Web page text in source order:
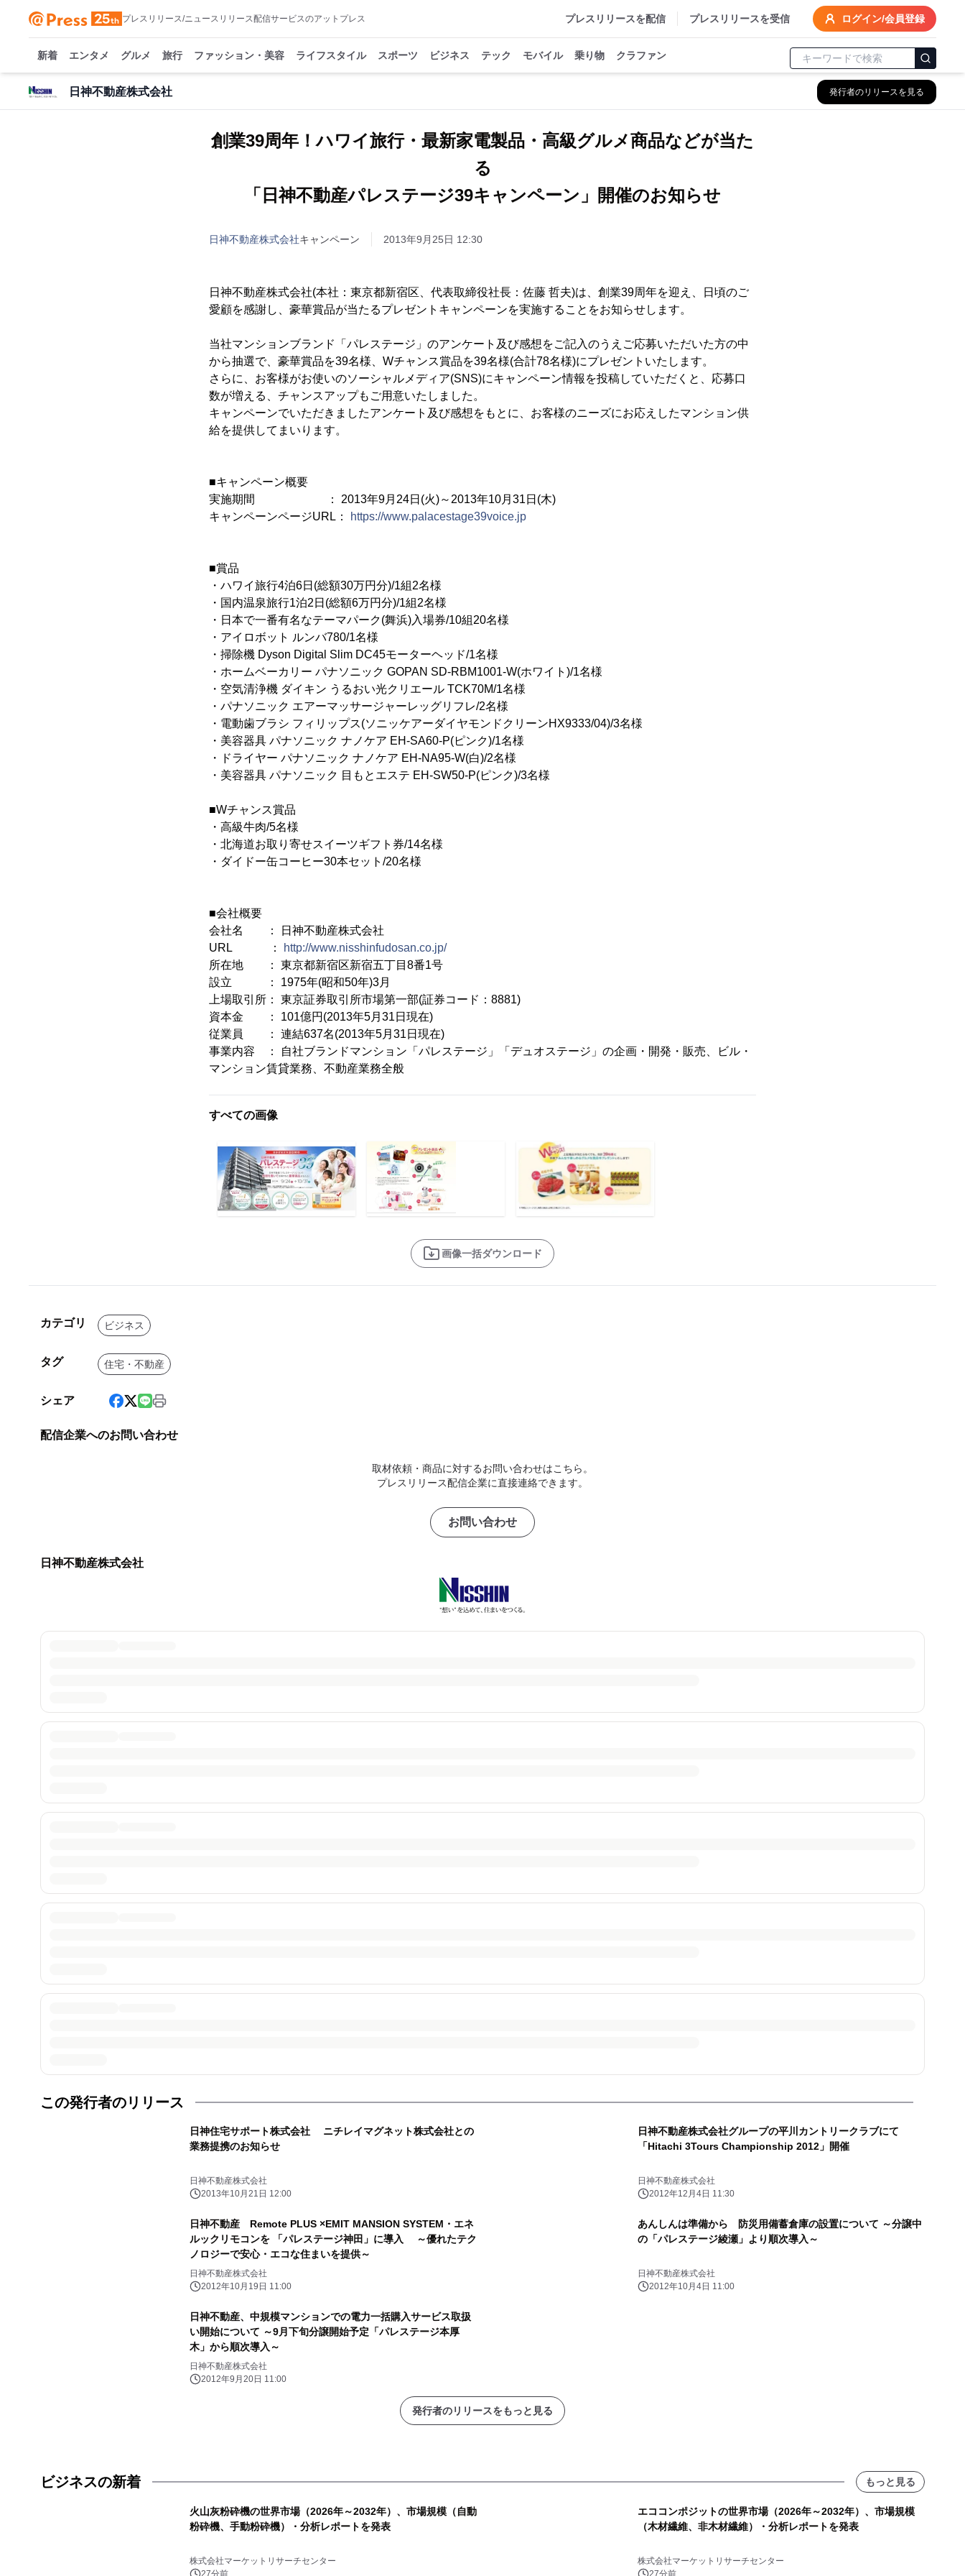
プレスリリース/ニュースリリース配信サービスのアットプレス プレスリリースを配信 プレスリリースを受信 ログイン/会員登録
新着 エンタメ グルメ 旅行 ファッション・美容 ライフスタイル スポーツ ビジネス テック モバイル 乗り物 クラファン
日神不動産株式会社 発行者のリリースを見る
創業39周年！ハワイ旅行・最新家電製品・高級グルメ商品などが当た
る
「日神不動産パレステージ39キャンペーン」開催のお知らせ
日神不動産株式会社キャンペーン 2013年9月25日 12:30
日神不動産株式会社(本社：東京都新宿区、代表取締役社長：佐藤 哲夫)は、創業39周年を迎え、日頃のご
愛顧を感謝し、豪華賞品が当たるプレゼントキャンペーンを実施することをお知らせします。
当社マンションブランド「パレステージ」のアンケート及び感想をご記入のうえご応募いただいた方の中
から抽選で、豪華賞品を39名様、Wチャンス賞品を39名様(合計78名様)にプレゼントいたします。
さらに、お客様がお使いのソーシャルメディア(SNS)にキャンペーン情報を投稿していただくと、応募口
数が増える、チャンスアップもご用意いたしました。
キャンペーンでいただきましたアンケート及び感想をもとに、お客様のニーズにお応えしたマンション供
給を提供してまいります。
■キャンペーン概要
実施期間 ： 2013年9月24日(火)～2013年10月31日(木)
キャンペーンページURL：
https://www.palacestage39voice.jp
■賞品
・ハワイ旅行4泊6日(総額30万円分)/1組2名様
・国内温泉旅行1泊2日(総額6万円分)/1組2名様
・日本で一番有名なテーマパーク(舞浜)入場券/10組20名様
・アイロボット ルンバ780/1名様
・掃除機 Dyson Digital Slim DC45モーターヘッド/1名様
・ホームベーカリー パナソニック GOPAN SD-RBM1001-W(ホワイト)/1名様
・空気清浄機 ダイキン うるおい光クリエール TCK70M/1名様
・パナソニック エアーマッサージャーレッグリフレ/2名様
・電動歯ブラシ フィリップス(ソニッケアーダイヤモンドクリーンHX9333/04)/3名様
・美容器具 パナソニック ナノケア EH-SA60-P(ピンク)/1名様
・ドライヤー パナソニック ナノケア EH-NA95-W(白)/2名様
・美容器具 パナソニック 目もとエステ EH-SW50-P(ピンク)/3名様
■Wチャンス賞品
・高級牛肉/5名様
・北海道お取り寄せスイーツギフト券/14名様
・ダイドー缶コーヒー30本セット/20名様
■会社概要
会社名 ： 日神不動産株式会社
URL ：
http://www.nisshinfudosan.co.jp/
所在地 ： 東京都新宿区新宿五丁目8番1号
設立 ： 1975年(昭和50年)3月
上場取引所： 東京証券取引所市場第一部(証券コード：8881)
資本金 ： 101億円(2013年5月31日現在)
従業員 ： 連結637名(2013年5月31日現在)
事業内容 ： 自社ブランドマンション「パレステージ」「デュオステージ」の企画・開発・販売、ビル・
マンション賃貸業務、不動産業務全般
すべての画像
画像一括ダウンロード
カテゴリ ビジネス
タグ 住宅・不動産
シェア
配信企業へのお問い合わせ
取材依頼・商品に対するお問い合わせはこちら。
プレスリリース配信企業に直接連絡できます。
お問い合わせ
日神不動産株式会社
この発行者のリリース
日神住宅サポート株式会社 ニチレイマグネット株式会社との
業務提携のお知らせ
日神不動産株式会社
2013年10月21日 12:00
日神不動産株式会社グループの平川カントリークラブにて
「Hitachi 3Tours Championship 2012」開催
日神不動産株式会社
2012年12月4日 11:30
日神不動産 Remote PLUS ×EMIT MANSION SYSTEM・エネ
ルックリモコンを 「パレステージ神田」に導入 ～優れたテク
ノロジーで安心・エコな住まいを提供～
日神不動産株式会社
2012年10月19日 11:00
あんしんは準備から 防災用備蓄倉庫の設置について ～分譲中
の「パレステージ綾瀬」より順次導入～
日神不動産株式会社
2012年10月4日 11:00
日神不動産、中規模マンションでの電力一括購入サービス取扱
い開始について ～9月下旬分譲開始予定「パレステージ本厚
木」から順次導入～
日神不動産株式会社
2012年9月20日 11:00
発行者のリリースをもっと見る
ビジネスの新着 もっと見る
火山灰粉砕機の世界市場（2026年～2032年）、市場規模（自動
粉砕機、手動粉砕機）・分析レポートを発表
株式会社マーケットリサーチセンター
27分前
エココンポジットの世界市場（2026年～2032年）、市場規模
（木材繊維、非木材繊維）・分析レポートを発表
株式会社マーケットリサーチセンター
27分前